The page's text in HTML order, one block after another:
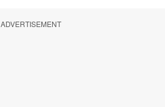
ADVERTISEMENT